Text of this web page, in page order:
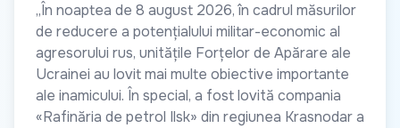
„În noaptea de 8 august 2026, în cadrul măsurilor
de reducere a potențialului militar-economic al
agresorului rus, unitățile Forțelor de Apărare ale
Ucrainei au lovit mai multe obiective importante
ale inamicului. În special, a fost lovită compania
«Rafinăria de petrol Ilsk» din regiunea Krasnodar a